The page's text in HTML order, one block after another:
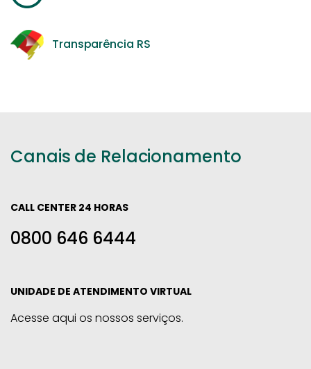
Transparência RS
Canais de Relacionamento
CALL CENTER 24 HORAS
0800 646 6444
UNIDADE DE ATENDIMENTO VIRTUAL
Acesse aqui os nossos serviços.